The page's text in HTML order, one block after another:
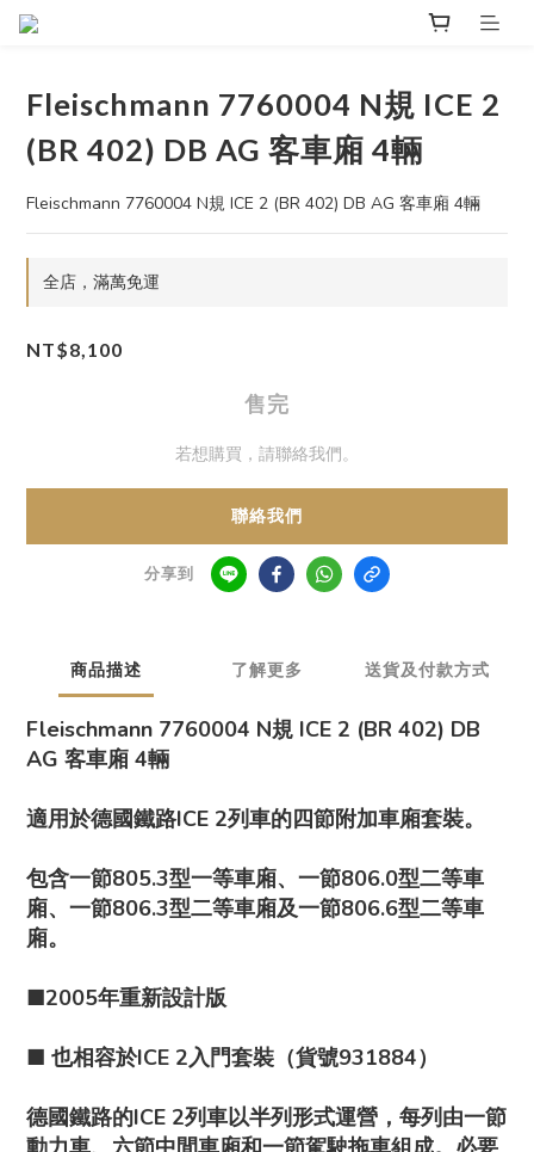
Fleischmann 7760004 N規 ICE 2
(BR 402) DB AG 客車廂 4輛
Fleischmann 7760004 N規 ICE 2 (BR 402) DB AG 客車廂 4輛
全店，滿萬免運
NT$8,100
售完
若想購買，請聯絡我們。
聯絡我們
分享到
商品描述 了解更多 送貨及付款方式
Fleischmann 7760004 N規 ICE 2 (BR 402) DB
AG 客車廂 4輛
適用於德國鐵路ICE 2列車的四節附加車廂套裝。
包含一節805.3型一等車廂、一節806.0型二等車
廂、一節806.3型二等車廂及一節806.6型二等車
廂。
■2005年重新設計版
■ 也相容於ICE 2入門套裝（貨號931884）
德國鐵路的ICE 2列車以半列形式運營，每列由一節